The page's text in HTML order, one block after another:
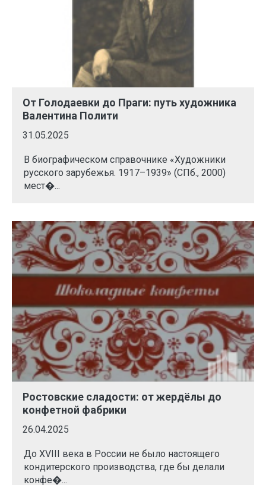
От Голодаевки до Праги: путь художника
Валентина Полити
31.05.2025
В биографическом справочнике «Художники
русского зарубежья. 1917–1939» (СПб., 2000)
мест�...
Ростовские сладости: от жердёлы до
конфетной фабрики
26.04.2025
До XVIII века в России не было настоящего
кондитерского производства, где бы делали
конфе�...